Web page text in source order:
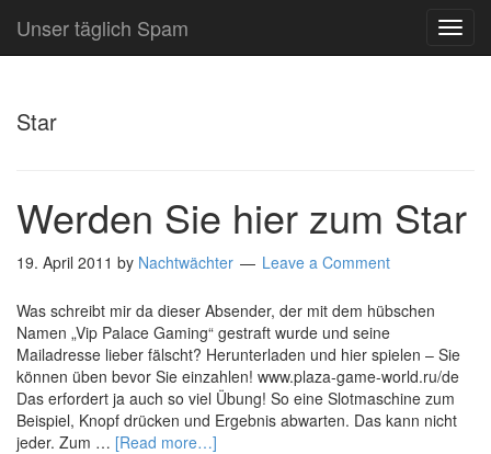
Unser täglich Spam
Star
Werden Sie hier zum Star
19. April 2011 by Nachtwächter Leave a Comment
Was schreibt mir da dieser Absender, der mit dem hübschen
Namen „Vip Palace Gaming“ gestraft wurde und seine
Mailadresse lieber fälscht? Herunterladen und hier spielen – Sie
können üben bevor Sie einzahlen! www.plaza-game-world.ru/de
Das erfordert ja auch so viel Übung! So eine Slotmaschine zum
Beispiel, Knopf drücken und Ergebnis abwarten. Das kann nicht
jeder. Zum … [Read more…]